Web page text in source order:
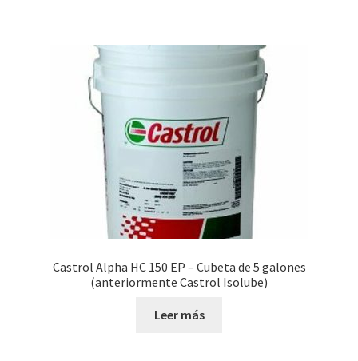
Castrol Alpha HC 150 EP – Cubeta de 5 galones
(anteriormente Castrol Isolube)
Leer más